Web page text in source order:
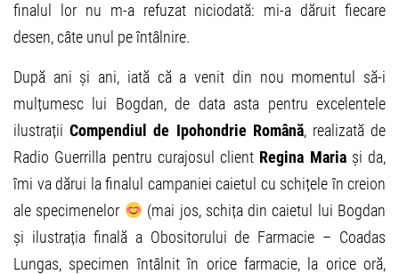
finalul lor nu m-a refuzat niciodată: mi-a dăruit fiecare
desen, câte unul pe întâlnire.
După ani și ani, iată că a venit din nou momentul să-i
mulțumesc lui Bogdan, de data asta pentru excelentele
ilustrațiiCompendiul de Ipohondrie Română, realizată de
Radio Guerrilla pentru curajosul client Regina Mariași da,
îmi va dărui la finalul campaniei caietul cu schițele în creion
ale specimenelor
(mai jos, schița din caietul lui Bogdan
și ilustrația finală a Obositorului de Farmacie – Coadas
Lungas, specimen întâlnit în orice farmacie, la orice oră,